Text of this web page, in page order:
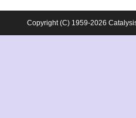
Copyright (C) 1959-2026